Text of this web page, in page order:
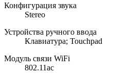
Конфигурация звука
Stereo
Устройства ручного ввода
Клавиатура; Touchpad
Модуль связи WiFi
802.11ac